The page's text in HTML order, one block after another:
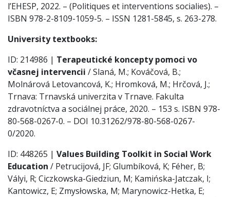
l’EHESP, 2022. – (Politiques et interventions socialies). –
ISBN 978-2-8109-1059-5. – ISSN 1281-5845, s. 263-278.
University textbooks:
ID: 214986 | Terapeutické koncepty pomoci vo
včasnej intervencii / Slaná, M.; Kováčová, B.;
Molnárová Letovancová, K.; Hromková, M.; Hrčová, J.;
Trnava: Trnavská univerzita v Trnave. Fakulta
zdravotníctva a sociálnej práce, 2020. – 153 s. ISBN 978-
80-568-0267-0. – DOI 10.31262/978-80-568-0267-
0/2020.
ID: 448265 | Values Building Toolkit in Social Work
Education / Petrucijová, JF; Glumbíková, K; Féher, B;
Vályi, R; Ciczkowska-Giedziun, M; Kamińska-Jatczak, I;
Kantowicz, E; Zmysłowska, M; Marynowicz-Hetka, E;